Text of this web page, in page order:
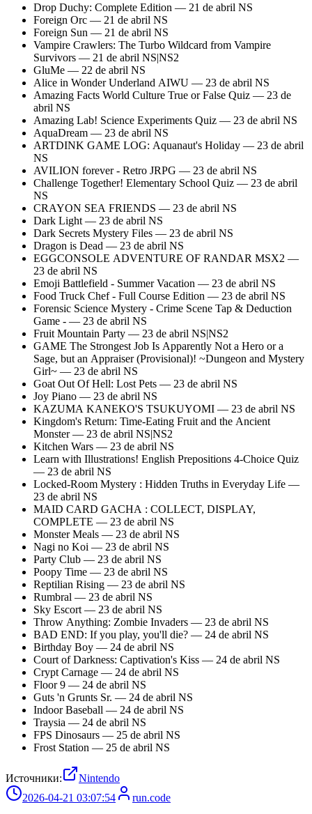
Drop Duchy: Complete Edition — 21 de abril NS
Foreign Orc — 21 de abril NS
Foreign Sun — 21 de abril NS
Vampire Crawlers: The Turbo Wildcard from Vampire
Survivors — 21 de abril NS|NS2
GluMe — 22 de abril NS
Alice in Wonder Underland AIWU — 23 de abril NS
Amazing Facts World Culture True or False Quiz — 23 de
abril NS
Amazing Lab! Science Experiments Quiz — 23 de abril NS
AquaDream — 23 de abril NS
ARTDINK GAME LOG: Aquanaut's Holiday — 23 de abril
NS
AVILION forever - Retro JRPG — 23 de abril NS
Challenge Together! Elementary School Quiz — 23 de abril
NS
CRAYON SEA FRIENDS — 23 de abril NS
Dark Light — 23 de abril NS
Dark Secrets Mystery Files — 23 de abril NS
Dragon is Dead — 23 de abril NS
EGGCONSOLE ADVENTURE OF RANDAR MSX2 —
23 de abril NS
Emoji Battlefield - Summer Vacation — 23 de abril NS
Food Truck Chef - Full Course Edition — 23 de abril NS
Forensic Science Mystery - Crime Scene Tap & Deduction
Game - — 23 de abril NS
Fruit Mountain Party — 23 de abril NS|NS2
GAME The Strongest Job Is Apparently Not a Hero or a
Sage, but an Appraiser (Provisional)! ~Dungeon and Mystery
Girl~ — 23 de abril NS
Goat Out Of Hell: Lost Pets — 23 de abril NS
Joy Piano — 23 de abril NS
KAZUMA KANEKO'S TSUKUYOMI — 23 de abril NS
Kingdom's Return: Time-Eating Fruit and the Ancient
Monster — 23 de abril NS|NS2
Kitchen Wars — 23 de abril NS
Learn with Illustrations! English Prepositions 4-Choice Quiz
— 23 de abril NS
Locked-Room Mystery : Hidden Truths in Everyday Life —
23 de abril NS
MAID CARD GACHA : COLLECT, DISPLAY,
COMPLETE — 23 de abril NS
Monster Meals — 23 de abril NS
Nagi no Koi — 23 de abril NS
Party Club — 23 de abril NS
Poopy Time — 23 de abril NS
Reptilian Rising — 23 de abril NS
Rumbral — 23 de abril NS
Sky Escort — 23 de abril NS
Throw Anything: Zombie Invaders — 23 de abril NS
BAD END: If you play, you'll die? — 24 de abril NS
Birthday Boy — 24 de abril NS
Court of Darkness: Captivation's Kiss — 24 de abril NS
Crypt Carnage — 24 de abril NS
Floor 9 — 24 de abril NS
Guts 'n Grunts Sr. — 24 de abril NS
Indoor Baseball — 24 de abril NS
Traysia — 24 de abril NS
FPS Dinosaurs — 25 de abril NS
Frost Station — 25 de abril NS
Источники:
Nintendo
2026-04-21 03:07:54
run.code